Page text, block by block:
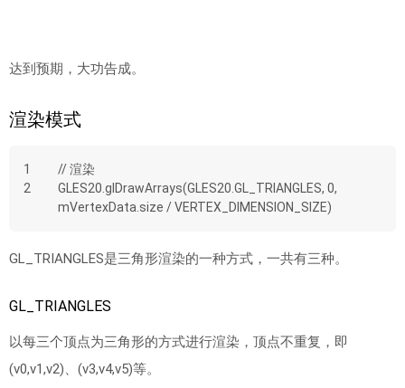
达到预期，大功告成。
渲染模式
1
2
// 渲染
GLES20.glDrawArrays(GLES20.GL_TRIANGLES, 0,
mVertexData.size / VERTEX_DIMENSION_SIZE)
GL_TRIANGLES是三角形渲染的一种方式，一共有三种。
GL_TRIANGLES
以每三个顶点为三角形的方式进行渲染，顶点不重复，即
(v0,v1,v2)、(v3,v4,v5)等。